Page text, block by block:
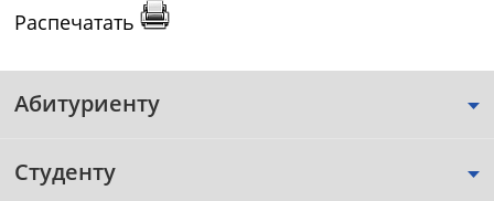
Распечатать
Абитуриенту
Студенту